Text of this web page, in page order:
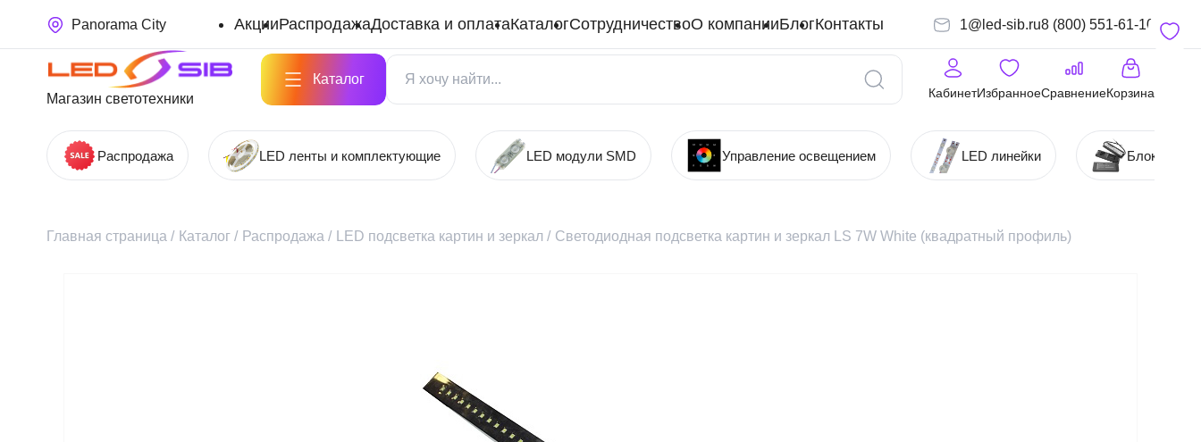
Panorama City АкцииРаспродажаДоставка и оплатаКаталогСотрудничествоО компанииБлогКонтакты 1@led-sib.ru8 (800) 551-61-10
Магазин светотехники
Каталог
КабинетИзбранноеСравнениеКорзина
Распродажа LED ленты и комплектующие LED модули SMD Управление освещением LED линейки Блоки
Главная страница / Каталог / Распродажа / LED подсветка картин и зеркал / Светодиодная подсветка картин и зеркал LS 7W White (квадратный профиль)